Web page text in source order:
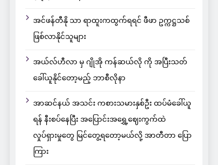
အင်ဖန်တီနို သာ ရာထူးကထွက်ရရင် ဖီဖာ ဥက္ကဋ္ဌသစ်
ဖြစ်လာနိုင်သူများ
အယ်လ်ဟီလာ မှ ဂျိုအို ကန်ဆယ်လို ကို အပြီးသတ်
ခေါ်ယူနိုင်တော့မည့် ဘာစီလိုနာ
အာဆင်နယ် အသင်း ကစားသမားနှစ်ဦး ထပ်မံခေါ်ယူ
ရန် နီးစပ်နေပြီး အပြောင်းအရွှေ့ဈေးကွက်ထဲ
လှုပ်ရှားမှုတွေ မြင်တွေ့ရတော့မယ်လို့ အာတီတာ ပြော
ကြား